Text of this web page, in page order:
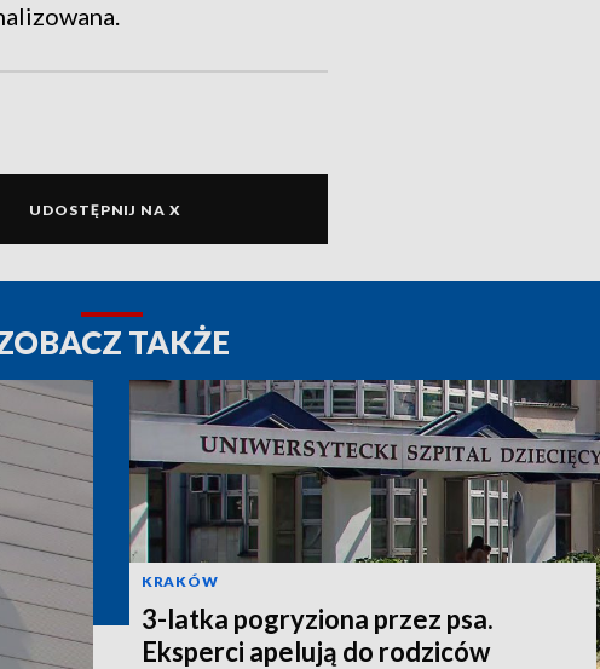
UDOSTĘPNIJ NA X
TAKŻE
KRAKÓW
3-latka pogryziona przez psa.
Eksperci apelują do rodziców